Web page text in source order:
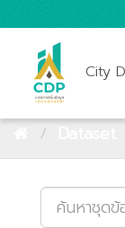
City